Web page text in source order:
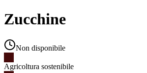
Zucchine
Non disponibile
Agricoltura sostenibile